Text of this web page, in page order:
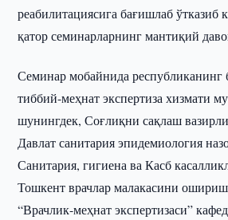
реабилитациясига бағишлаб ўтказиб
қатор семинарларнинг мантиқий
Семинар мобайнида республиканинг
тиббий-меҳнат экспертиза хизмати
шунингдек, Соғлиқни сақлаш
Давлат санитария эпидемиология
Санитария, гигиена ва Касб
Тошкент врачлар малакасини
“Врачлик-меҳнат экспертизаси”